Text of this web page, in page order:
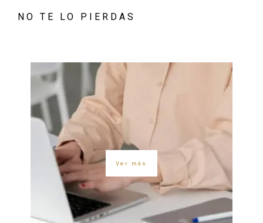
NO TE LO PIERDAS
Ver más